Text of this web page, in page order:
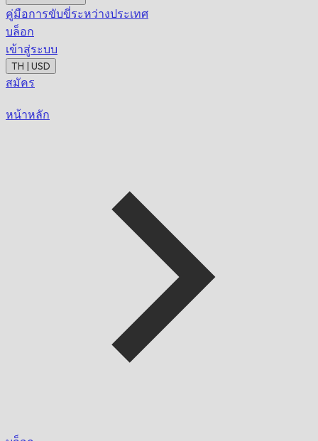
คู่มือการขับขี่ระหว่างประเทศ
บล็อก
เข้าสู่ระบบ
TH | USD
สมัคร
หน้าหลัก